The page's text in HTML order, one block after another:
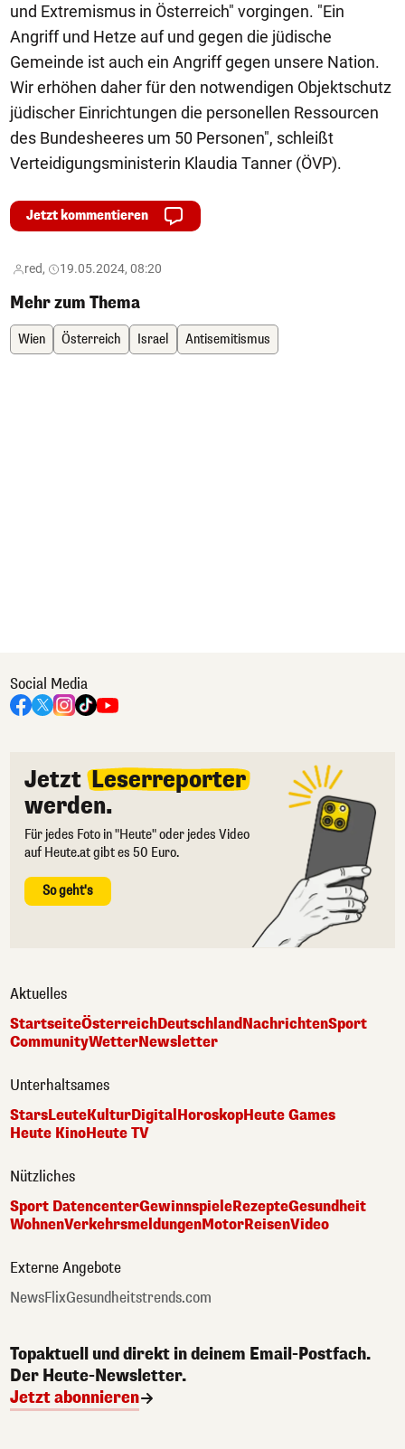
und Extremismus in Österreich" vorgingen. "Ein
Angriff und Hetze auf und gegen die jüdische
Gemeinde ist auch ein Angriff gegen unsere Nation.
Wir erhöhen daher für den notwendigen Objektschutz
jüdischer Einrichtungen die personellen Ressourcen
des Bundesheeres um 50 Personen", schleißt
Verteidigungsministerin Klaudia Tanner (ÖVP).
Jetzt kommentieren
red, 19.05.2024, 08:20
Mehr zum Thema
Wien Österreich Israel Antisemitismus
Social Media
Jetzt Leserreporter
werden.
Für jedes Foto in "Heute" oder jedes Video
auf Heute.at gibt es 50 Euro.
So geht's
Aktuelles
StartseiteÖsterreichDeutschlandNachrichtenSport
CommunityWetterNewsletter
Unterhaltsames
StarsLeuteKulturDigital HoroskopHeute Games
Heute KinoHeute TV
Nützliches
Sport DatencenterGewinnspieleRezepteGesundheit
WohnenVerkehrsmeldungenMotorReisenVideo
Externe Angebote
NewsFlixGesundheitstrends.com
Topaktuell und direkt in deinem Email-Postfach.
Der Heute-Newsletter.
Jetzt abonnieren